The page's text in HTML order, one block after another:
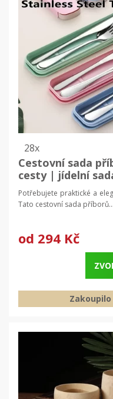
28x
Cestovní sada
cesty | jídelní
Potřebujete praktické a
Tato cestovní sada příborů...
od 294 Kč